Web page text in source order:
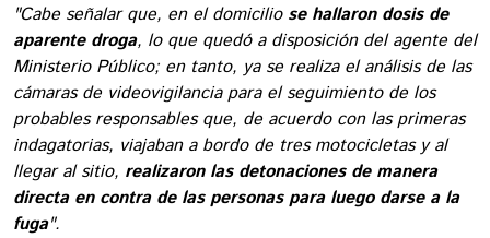
"Cabe señalar que, en el domiciliose hallaron dosis de
aparente droga, lo que quedó a disposición del agente del
Ministerio Público; en tanto, ya se realiza el análisis de las
cámaras de videovigilancia para el seguimiento de los
probables responsables que, de acuerdo con las primeras
indagatorias, viajaban a bordo de tres motocicletas y al
llegar al sitio, realizaron las detonaciones de manera
directa en contra de las personas para luego darse a la
fuga".